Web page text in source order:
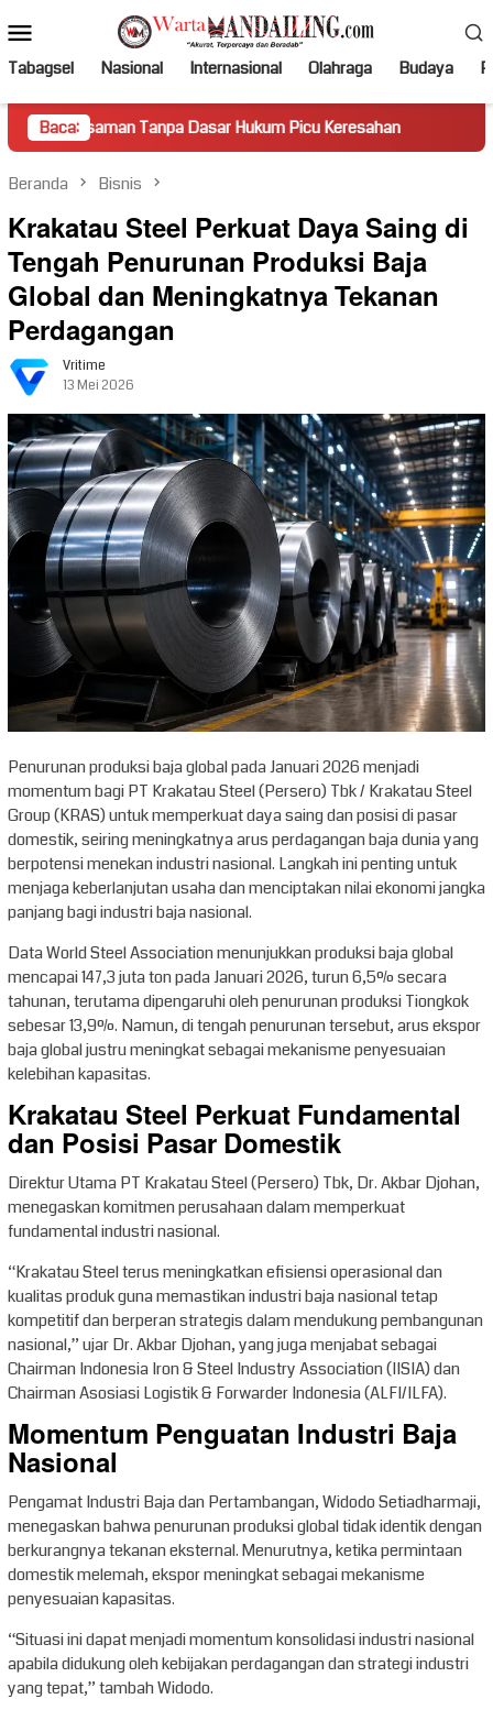
ke
kontenMobile
Tabagsel Nasional Internasional Olahraga Budaya
Baca:
Tanpa Dasar Hukum Picu Keresahan Truk Miring
Beranda Bisnis
Krakatau Steel Perkuat Daya Saing di
Tengah Penurunan Produksi Baja
Global dan Meningkatnya Tekanan
Perdagangan
Vritime
13 Mei 2026
Penurunan produksi baja global pada Januari 2026 menjadi
momentum bagi PT Krakatau Steel (Persero) Tbk / Krakatau Steel
Group (KRAS) untuk memperkuat daya saing dan posisi di pasar
domestik, seiring meningkatnya arus perdagangan baja dunia yang
berpotensi menekan industri nasional. Langkah ini penting untuk
menjaga keberlanjutan usaha dan menciptakan nilai ekonomi jangka
panjang bagi industri baja nasional.
Data World Steel Association menunjukkan produksi baja global
mencapai 147,3 juta ton pada Januari 2026, turun 6,5% secara
tahunan, terutama dipengaruhi oleh penurunan produksi Tiongkok
sebesar 13,9%. Namun, di tengah penurunan tersebut, arus ekspor
baja global justru meningkat sebagai mekanisme penyesuaian
kelebihan kapasitas.
Krakatau Steel Perkuat Fundamental
dan Posisi Pasar Domestik
Direktur Utama PT Krakatau Steel (Persero) Tbk, Dr. Akbar Djohan,
menegaskan komitmen perusahaan dalam memperkuat
fundamental industri nasional.
“Krakatau Steel terus meningkatkan efisiensi operasional dan
kualitas produk guna memastikan industri baja nasional tetap
kompetitif dan berperan strategis dalam mendukung pembangunan
nasional,” ujar Dr. Akbar Djohan, yang juga menjabat sebagai
Chairman Indonesia Iron & Steel Industry Association (IISIA) dan
Chairman Asosiasi Logistik & Forwarder Indonesia (ALFI/ILFA).
Momentum Penguatan Industri Baja
Nasional
Pengamat Industri Baja dan Pertambangan, Widodo Setiadharmaji,
menegaskan bahwa penurunan produksi global tidak identik dengan
berkurangnya tekanan eksternal. Menurutnya, ketika permintaan
domestik melemah, ekspor meningkat sebagai mekanisme
penyesuaian kapasitas.
“Situasi ini dapat menjadi momentum konsolidasi industri nasional
apabila didukung oleh kebijakan perdagangan dan strategi industri
yang tepat,” tambah Widodo.